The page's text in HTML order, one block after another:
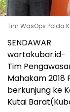
Tim WasOps Polda
SENDAWAR
wartakubar.id-
Tim
Mahakam
berkunjung ke
Kutai